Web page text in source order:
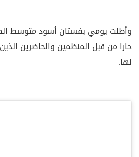
وأطلت يومي بفستان أسود متوسط
حارا من قبل المنظمين والحاضرين
لها.